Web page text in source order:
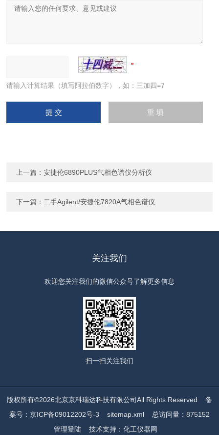
请输入计算结果（填写阿拉伯数字），如：三加四=7
上一篇：安捷伦6890PLUS气相色谱仪分析仪
下一篇： 二手Agilent/安捷伦7820A气相色谱仪
关注我们
欢迎您关注我们的微信公众号了解更多信息
扫一扫关注我们
版权所有©2026北京京科瑞达科技有限公司All Rights Reserved 备
案号：京ICP备09012202号-3
sitemap.xml总访问量：875152
管理登陆技术支持： 化工仪器网